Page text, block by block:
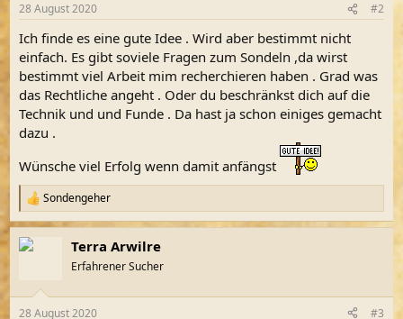
e
:
28 August 2020 #2
Ich finde es eine gute Idee . Wird aber bestimmt nicht
einfach. Es gibt soviele Fragen zum Sondeln ,da wirst
bestimmt viel Arbeit mim recherchieren haben . Grad was
das Rechtliche angeht . Oder du beschränkst dich auf die
Technik und und Funde . Da hast ja schon einiges gemacht
dazu .
Wünsche viel Erfolg wenn damit anfängst
R
e
a
k
Sondengeher
Terra Arwilre
Erfahrener Sucher
28 August 2020 #3